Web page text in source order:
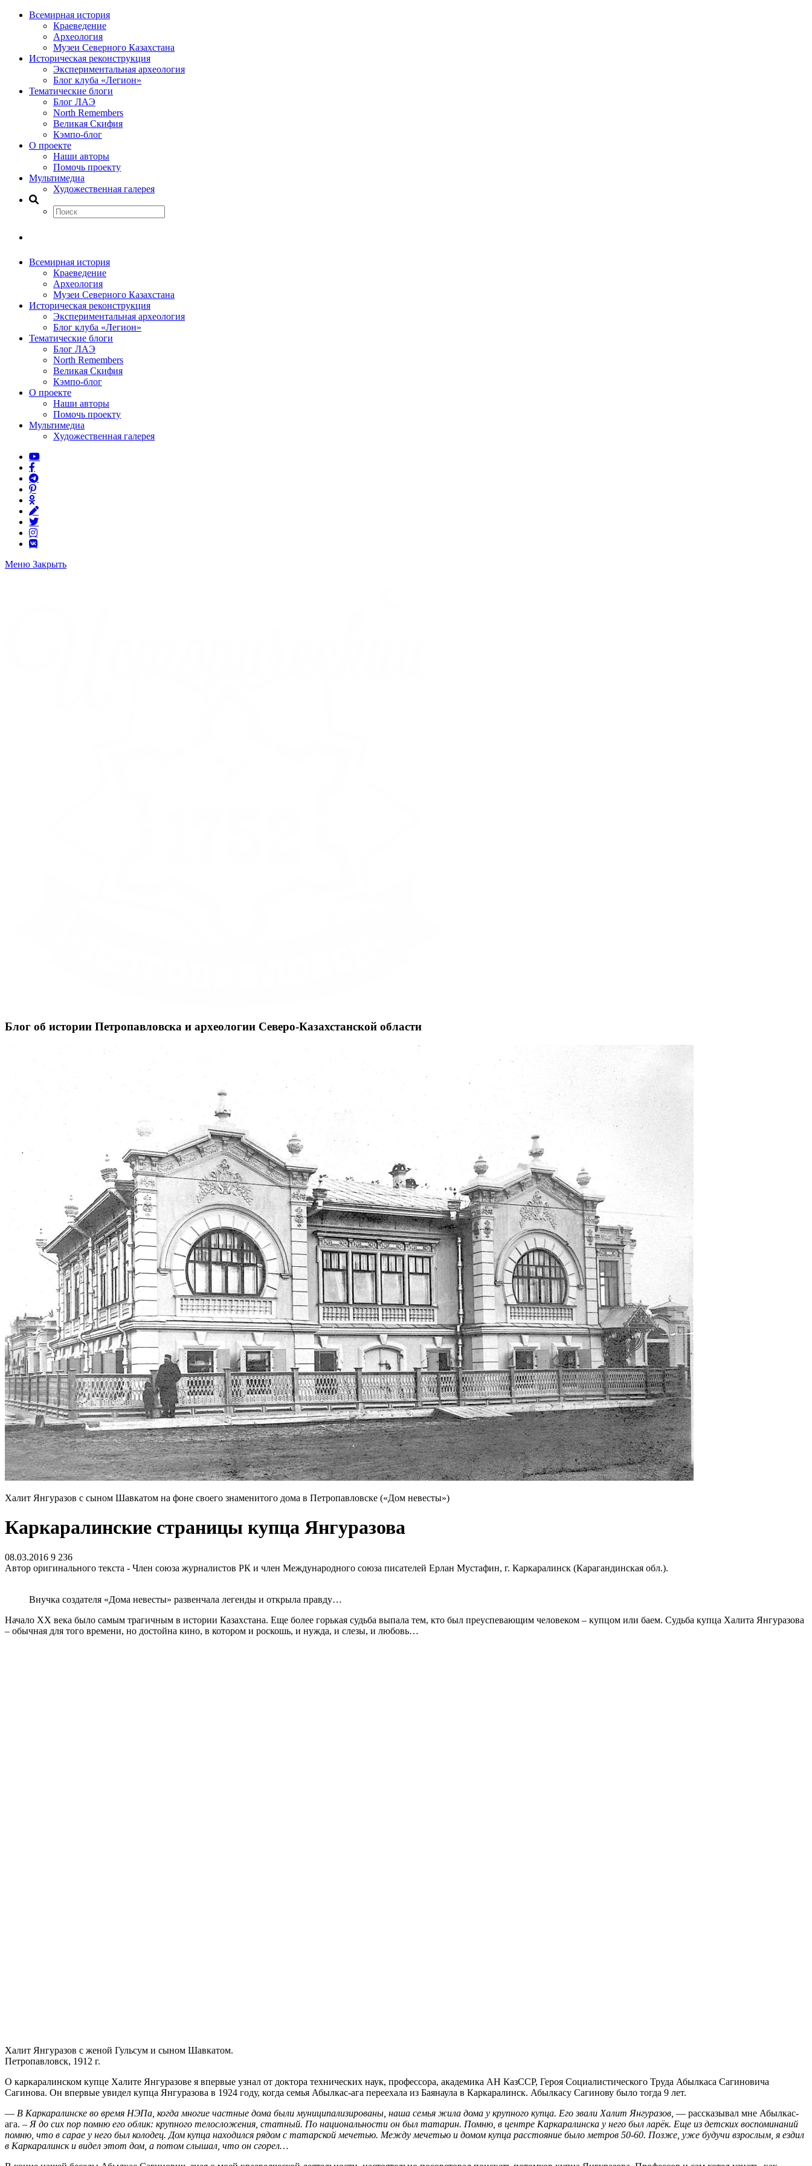
Всемирная история
Краеведение
Археология
Музеи Северного Казахстана
Историческая реконструкция
Экспериментальная археология
Блог клуба «Легион»
Тематические блоги
Блог ЛАЭ
North Remembers
Великая Скифия
Кэмпо-блог
О проекте
Наши авторы
Помочь проекту
Мультимедиа
Художественная галерея
Всемирная история
Краеведение
Археология
Музеи Северного Казахстана
Историческая реконструкция
Экспериментальная археология
Блог клуба «Легион»
Тематические блоги
Блог ЛАЭ
North Remembers
Великая Скифия
Кэмпо-блог
О проекте
Наши авторы
Помочь проекту
Мультимедиа
Художественная галерея
Меню Закрыть
Блог об истории Петропавловска и археологии Северо-Казахстанской области
Халит Янгуразов с сыном Шавкатом на фоне своего знаменитого дома в Петропавловске («Дом невесты»)
Каркаралинские страницы купца Янгуразова
08.03.2016 9 236
Автор оригинального текста - Член союза журналистов РК и член Международного союза писателей Ерлан Мустафин, г. Каркаралинск (Карагандинская обл.).
Внучка создателя «Дома невесты» развенчала легенды и открыла правду…
Начало XX века было самым трагичным в истории Казахстана. Еще более горькая судьба выпала тем, кто был преуспевающим человеком – купцом или баем. Судьба купца Халита Янгуразова
– обычная для того времени, но достойна кино, в котором и роскошь, и нужда, и слезы, и любовь…
Халит Янгуразов с женой Гульсум и сыном Шавкатом.
Петропавловск, 1912 г.
О каркаралинском купце Халите Янгуразове я впервые узнал от доктора технических наук, профессора, академика АН КазССР, Героя Социалистического Труда Абылкаса Сагиновича
Сагинова. Он впервые увидел купца Янгуразова в 1924 году, когда семья Абылкас-ага переехала из Баянаула в Каркаралинск. Абылкасу Сагинову было тогда 9 лет.
— В Каркаралинске во время НЭПа, когда многие частные дома были муниципализированы, наша семья жила дома у крупного купца. Его звали Халит Янгуразов, — рассказывал мне Абылкас-
ага. – Я до сих пор помню его облик: крупного телосложения, статный. По национальности он был татарин. Помню, в центре Каркаралинска у него был ларёк. Еще из детских воспоминаний
помню, что в сарае у него был колодец. Дом купца находился рядом с татарской мечетью. Между мечетью и домом купца расстояние было метров 50-60. Позже, уже будучи взрослым, я ездил
в Каркаралинск и видел этот дом, а потом слышал, что он сгорел…